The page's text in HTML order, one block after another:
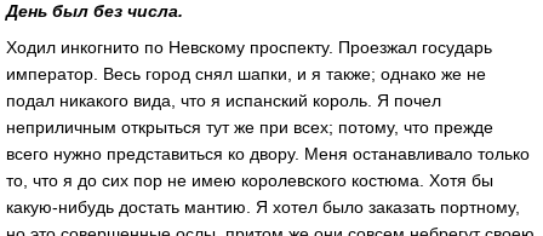
День был без числа.
Ходил инкогнито по Невскому проспекту. Проезжал государь
император. Весь город снял шапки, и я также; однако же не
подал никакого вида, что я испанский король. Я почел
неприличным открыться тут же при всех; потому, что прежде
всего нужно представиться ко двору. Меня останавливало только
то, что я до сих пор не имею королевского костюма. Хотя бы
какую-нибудь достать мантию. Я хотел было заказать портному,